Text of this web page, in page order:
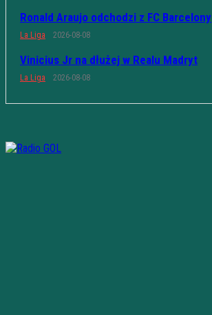
Ronald Araujo odchodzi z FC Barcelony
La Liga 2026-08-08
Vinicius Jr na dłużej w Realu Madryt
La Liga 2026-08-08